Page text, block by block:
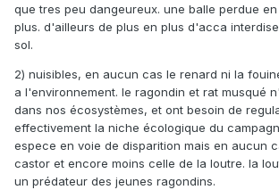
que tres peu dangeureux. une balle perdue
plus. d'ailleurs de plus en plus d'acca
sol.
2) nuisibles, en aucun cas le renard ni la
a l'environnement. le ragondin et rat musqué
dans nos écosystèmes, et ont besoin de
effectivement la niche écologique du
espece en voie de disparition mais en aucun
castor et encore moins celle de la loutre. la
un prédateur des jeunes ragondins.